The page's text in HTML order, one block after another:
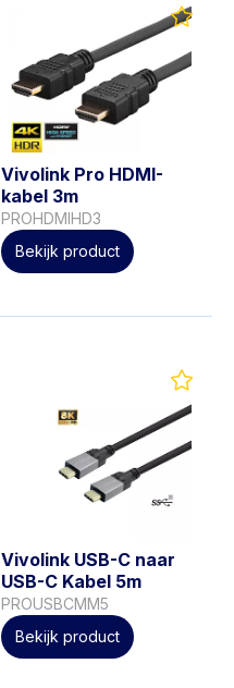
Vivolink Pro HDMI-
kabel 3m
PROHDMIHD3
Bekijk product
Vivolink USB-C naar
USB-C Kabel 5m
PROUSBCMM5
Bekijk product